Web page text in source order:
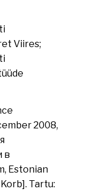
Viires;
2008,
в
Estonian
Tartu: